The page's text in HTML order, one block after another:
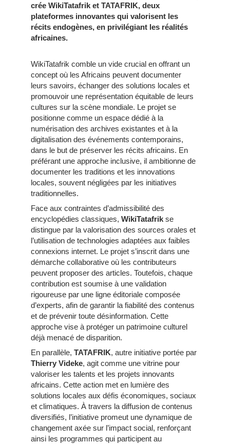
crée WikiTatafrik et TATAFRIK, deux
plateformes innovantes qui valorisent les
récits endogènes, en privilégiant les réalités
africaines.
WikiTatafrik comble un vide crucial en offrant un
concept où les Africains peuvent documenter
leurs savoirs, échanger des solutions locales et
promouvoir une représentation équitable de leurs
cultures sur la scène mondiale. Le projet se
positionne comme un espace dédié à la
numérisation des archives existantes et à la
digitalisation des événements contemporains,
dans le but de préserver les récits africains. En
préférant une approche inclusive, il ambitionne de
documenter les traditions et les innovations
locales, souvent négligées par les initiatives
traditionnelles.
Face aux contraintes d’admissibilité des
encyclopédies classiques, WikiTatafrik se
distingue par la valorisation des sources orales et
l’utilisation de technologies adaptées aux faibles
connexions internet. Le projet s’inscrit dans une
démarche collaborative où les contributeurs
peuvent proposer des articles. Toutefois, chaque
contribution est soumise à une validation
rigoureuse par une ligne éditoriale composée
d’experts, afin de garantir la fiabilité des contenus
et de prévenir toute désinformation. Cette
approche vise à protéger un patrimoine culturel
déjà menacé de disparition.
En parallèle, TATAFRIK, autre initiative portée par
Thierry Videke, agit comme une vitrine pour
valoriser les talents et les projets innovants
africains. Cette action met en lumière des
solutions locales aux défis économiques, sociaux
et climatiques. À travers la diffusion de contenus
diversifiés, l’initiative promeut une dynamique de
changement axée sur l’impact social, renforçant
ainsi les programmes qui participent au